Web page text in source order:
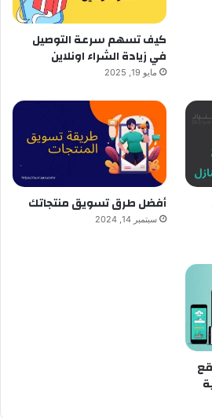
كيف تسهم سرعة التوصيل
في زيادة الشراء اونلاين
مايو 19, 2025
أفضل طرق تسويق منتجاتك
سبتمبر 14, 2024